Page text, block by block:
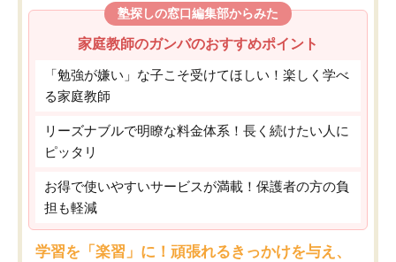
塾探しの窓口編集部からみた
家庭教師のガンバのおすすめポイント
「勉強が嫌い」な子こそ受けてほしい！楽しく学べ
る家庭教師
リーズナブルで明瞭な料金体系！長く続けたい人に
ピッタリ
お得で使いやすいサービスが満載！保護者の方の負
担も軽減
学習を「楽習」に！頑張れるきっかけを与え、